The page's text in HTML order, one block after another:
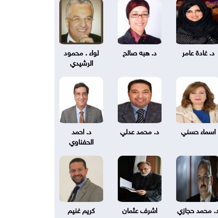
د. غادة عامر د. هبه صالح
لواء . محمود
الرشيدي
اسماء حسني د. محمد عدلي
د. احمد
الحفناوي
محمد حجازي اشرف عثمان كريم غنيم